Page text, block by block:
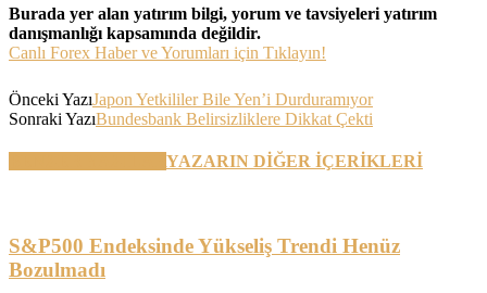
Burada yer alan yatırım bilgi, yorum ve tavsiyeleri yatırım
danışmanlığı kapsamında değildir.
Canlı Forex Haber ve Yorumları için Tıklayın!
Önceki YazıJapon Yetkililer Bile Yen’i Durduramıyor
Sonraki YazıBundesbank Belirsizliklere Dikkat Çekti
YAZARIN DİĞER İÇERİKLERİ
S&P500 Endeksinde Yükseliş Trendi Henüz
Bozulmadı